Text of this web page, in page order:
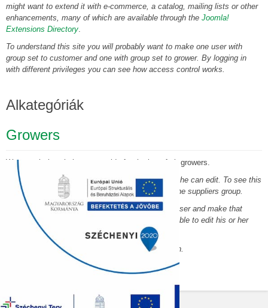
might want to extend it with e-commerce, a catalog, mailing lists or other
enhancements, many of which are available through the Joomla!
Extensions Directory.
To understand this site you will probably want to make one user with
group set to customer and one with group set to grower. By logging in
with different privileges you can see how access control works.
Alkategóriák
Growers
We search the whole countryside for the best fruit growers.
You can let each supplier have a page that he or she can edit. To see this
in action you will need to create a user who is in the suppliers group.
Create one page in the growers category for that user and make that
supplier the author of the page. That user will be able to edit his or her
This illustrates the use of the Edit Own permission.